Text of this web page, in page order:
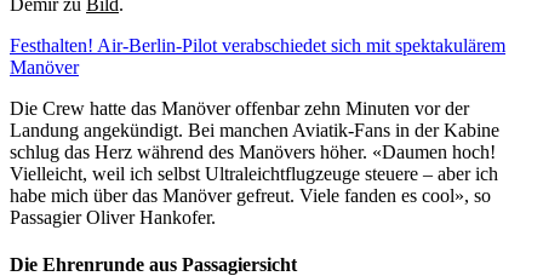
Festhalten! Air-Berlin-Pilot verabschiedet sich mit spektakulärem
Manöver
Die Crew hatte das Manöver offenbar zehn Minuten vor der
Landung angekündigt. Bei manchen Aviatik-Fans in der Kabine
schlug das Herz während des Manövers höher. «Dau­men hoch!
Viel­leicht, weil ich selbst Ul­tra­leicht­flug­zeu­ge steue­re – aber ich
habe mich über das Ma­nö­ver ge­freut. Viele fanden es cool», so
Passagier Oli­ver Hank­o­fer.
Die Ehrenrunde aus Passagiersicht